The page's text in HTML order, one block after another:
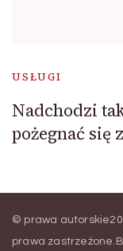
USŁUGI
Nadchodzi
pożegnać się
© prawa
prawa zastrzeżone.